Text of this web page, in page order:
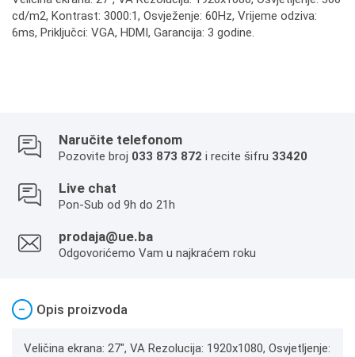
cd/m2, Kontrast: 3000:1, Osvježenje: 60Hz, Vrijeme odziva:
6ms, Priključci: VGA, HDMI, Garancija: 3 godine.
Naručite telefonom
Pozovite broj 033 873 872 i recite šifru 33420
Live chat
Pon-Sub od 9h do 21h
prodaja@ue.ba
Odgovorićemo Vam u najkraćem roku
− Opis proizvoda
Veličina ekrana: 27", VA Rezolucija: 1920x1080, Osvjetljenje: